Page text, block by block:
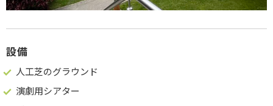
設備
人工芝のグラウンド
演劇用シアター